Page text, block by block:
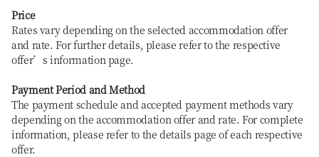
Price
Rates vary depending on the selected accommodation offer
and rate. For further details, please refer to the respective
offer’s information page.
Payment Period and Method
The payment schedule and accepted payment methods vary
depending on the accommodation offer and rate. For complete
information, please refer to the details page of each respective
offer.